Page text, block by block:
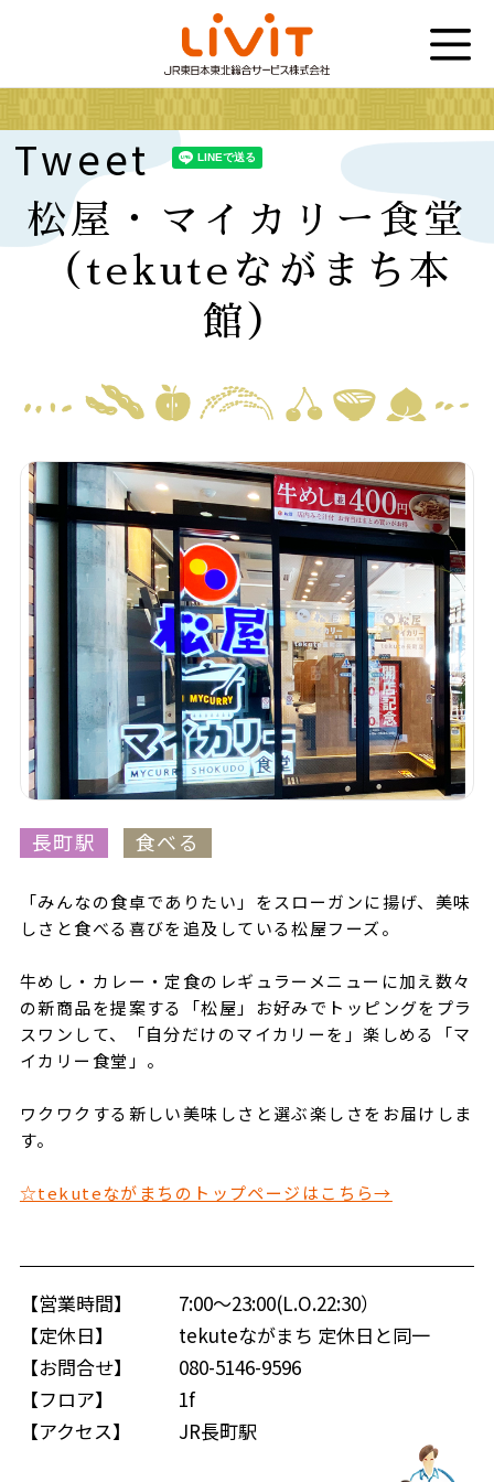
Tweet
松屋・マイカリー食堂
（tekuteながまち本
館）
長町駅 食べる
「みんなの食卓でありたい」をスローガンに揚げ、美味
しさと食べる喜びを追及している松屋フーズ。
牛めし・カレー・定食のレギュラーメニューに加え数々
の新商品を提案する「松屋」お好みでトッピングをプラ
スワンして、「自分だけのマイカリーを」楽しめる「マ
イカリー食堂」。
ワクワクする新しい美味しさと選ぶ楽しさをお届けしま
す。
☆tekuteながまちのトップページはこちら→
【営業時間】
7:00～23:00(L.O.22:30）
【定休日】
tekuteながまち 定休日と同一
【お問合せ】
080-5146-9596
【フロア】
1f
【アクセス】
JR長町駅